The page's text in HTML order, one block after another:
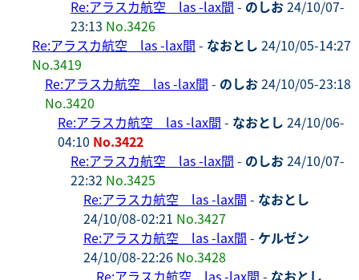
Re:アラスカ航空 las -lax間 - のしお24/10/07-
23:13 No.3426
Re:アラスカ航空 las -lax間 - なおとし 24/10/05-14:27
No.3419
Re:アラスカ航空 las -lax間 - のしお24/10/05-23:18
No.3420
Re:アラスカ航空 las -lax間 - なおとし 24/10/06-
04:10 No.3422
Re:アラスカ航空 las -lax間 - のしお24/10/07-
22:32 No.3425
Re:アラスカ航空 las -lax間 - なおとし
24/10/08-02:21 No.3427
Re:アラスカ航空 las -lax間 - ケルゼン
24/10/08-22:26 No.3428
Re:アラスカ航空 las -lax間 - なおとし